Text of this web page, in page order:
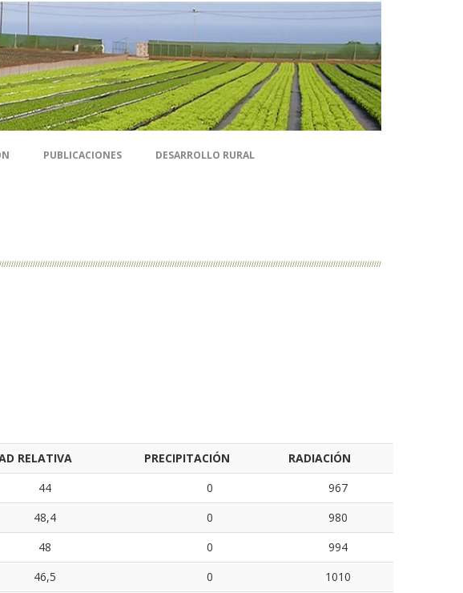
PUBLICACIONES DESARROLLO RURAL
RELATIVA PRECIPITACIÓN
RADIACIÓN
44 0
967
48,4 0
980
48 0
994
46,5 0
1010